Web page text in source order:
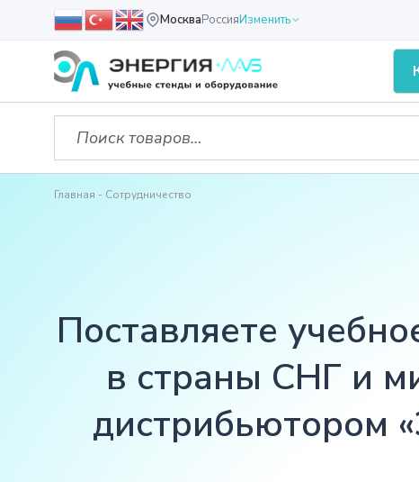
МоскваРоссияИзменить
Главная Сотрудничество
Поставляете
в страны СНГ и
дистрибьютором